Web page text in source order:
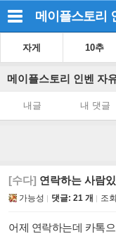
메이플스토리
자게 10추
메이플스토리 인벤 자
내글 내 댓글
[수다] 연락하는 사람
가능성 댓글: 21 개 조
어제 연락하는데 카톡